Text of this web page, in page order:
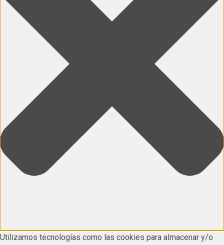
Utilizamos tecnologías como las cookies para almacenar y/o